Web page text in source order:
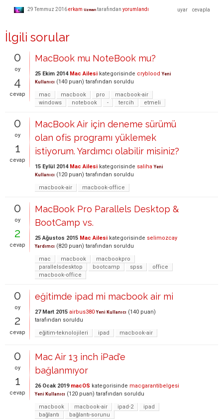
29 Temmuz 2016erkam Uzman tarafından yorumlandı
İlgili sorular
0
oy
4
cevap
MacBook mu NoteBook mu?
25 Ekim 2014 Mac Ailesi kategorisinde cryblood Yeni
Kullanıcı (140 puan) tarafından soruldu
mac
macbook pro
macbook-air
windows
notebook - tercih etmeli
0
oy
1
cevap
MacBook Air için deneme sürümü
olan ofis programı yüklemek
istiyorum. Yardımcı olabilir misiniz?
15 Eylül 2014 Mac Ailesi kategorisinde saliha Yeni
Kullanıcı (120 puan) tarafından soruldu
macbook-air
macbook-office
0
oy
2
cevap
MacBook Pro Parallels Desktop &
BootCamp vs.
25 Ağustos 2015 Mac Ailesi kategorisinde selimozcay
Yardımcı (820 puan) tarafından soruldu
mac
macbook
macbookpro
parallelsdesktop
bootcamp spss
office
macbook-office
0
oy
2
cevap
eğitimde ipad mi macbook air mi
27 Mart 2015 airbus380 Yeni Kullanıcı (140 puan)
tarafından soruldu
eğitim-teknolojileri
ipad macbook-air
0
oy
1
cevap
Mac Air 13 inch iPad'e
bağlanmıyor
26 Ocak 2019 macOS kategorisinde macgarantibelgesi
Yeni Kullanıcı (120 puan) tarafından soruldu
macbook
macbook-air ipad-2
ipad
bağlantı
bağlantı-sorunu